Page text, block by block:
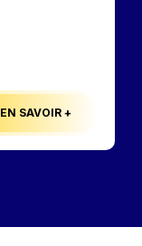
EN SAVOIR +